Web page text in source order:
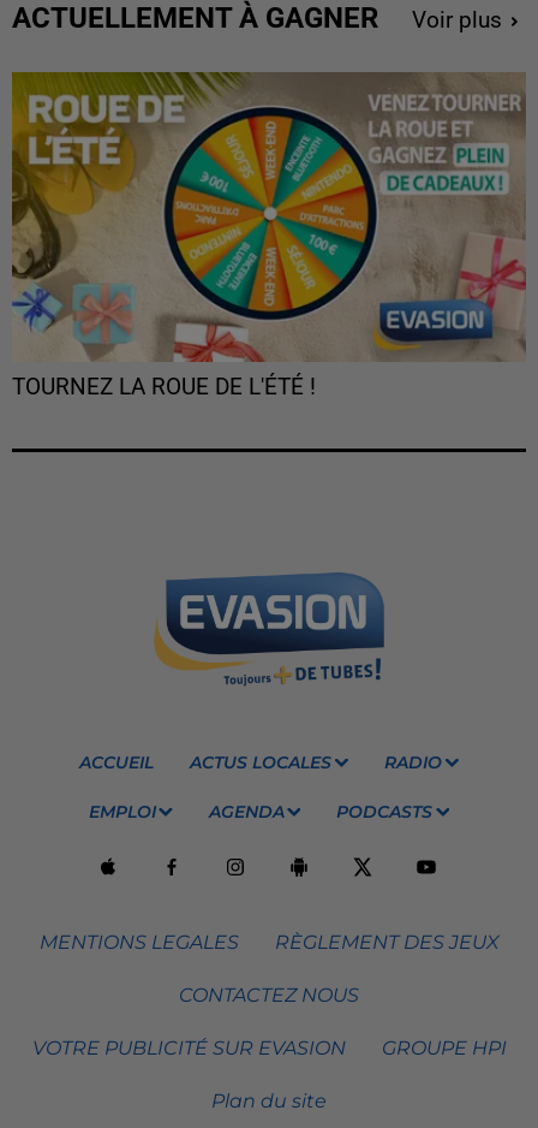
ACTUELLEMENT À GAGNER Voir plus
TOURNEZ LA ROUE DE L'ÉTÉ !
ACCUEIL ACTUS LOCALES RADIO
EMPLOI AGENDA PODCASTS
MENTIONS LEGALES RÈGLEMENT DES JEUX
CONTACTEZ NOUS
VOTRE PUBLICITÉ SUR EVASION GROUPE HPI
Plan du site